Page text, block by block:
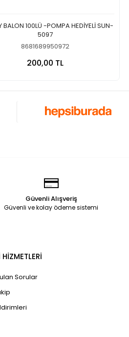
BALON 100LÜ -POMPA HEDİYELİ SUN-
5097
8681689950972
200,00 TL
Güvenli Alışveriş
Güvenli ve kolay ödeme sistemi
Sorular